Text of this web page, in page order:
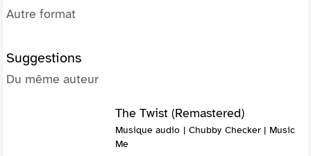
Autre format
Suggestions
Du même auteur
The Twist (Remastered)
Musique audio | Chubby Checker | Music
Me